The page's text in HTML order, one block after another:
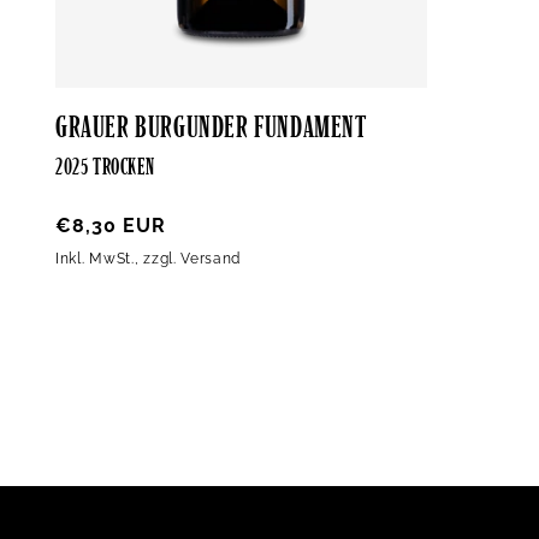
GRAUER BURGUNDER FUNDAMENT
2025 TROCKEN
Normaler
Preis
€8,30 EUR
Inkl. MwSt., zzgl. Versand